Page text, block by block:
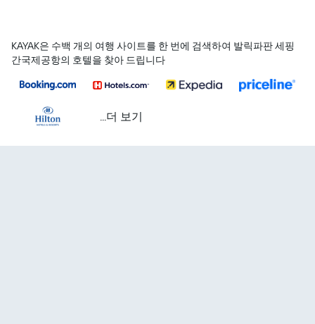
KAYAK은 수백 개의 여행 사이트를 한 번에 검색하여 발릭파판 세핑
간국제공항의 호텔을 찾아 드립니다
...더 보기